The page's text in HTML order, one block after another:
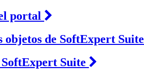
portal
objetos de SoftExpert Suite
Suite